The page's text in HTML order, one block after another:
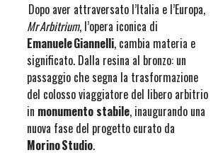
Dopo aver attraversato l’Italia e l’Europa,
Mr Arbitrium, l’opera iconica di
Emanuele Giannelli, cambia materia e
significato. Dalla resina al bronzo: un
passaggio che segna la trasformazione
del colosso viaggiatore del libero arbitrio
in monumento stabile, inaugurando una
nuova fase del progetto curato da
Morino Studio.